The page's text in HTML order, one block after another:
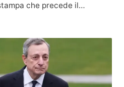
che precede il…